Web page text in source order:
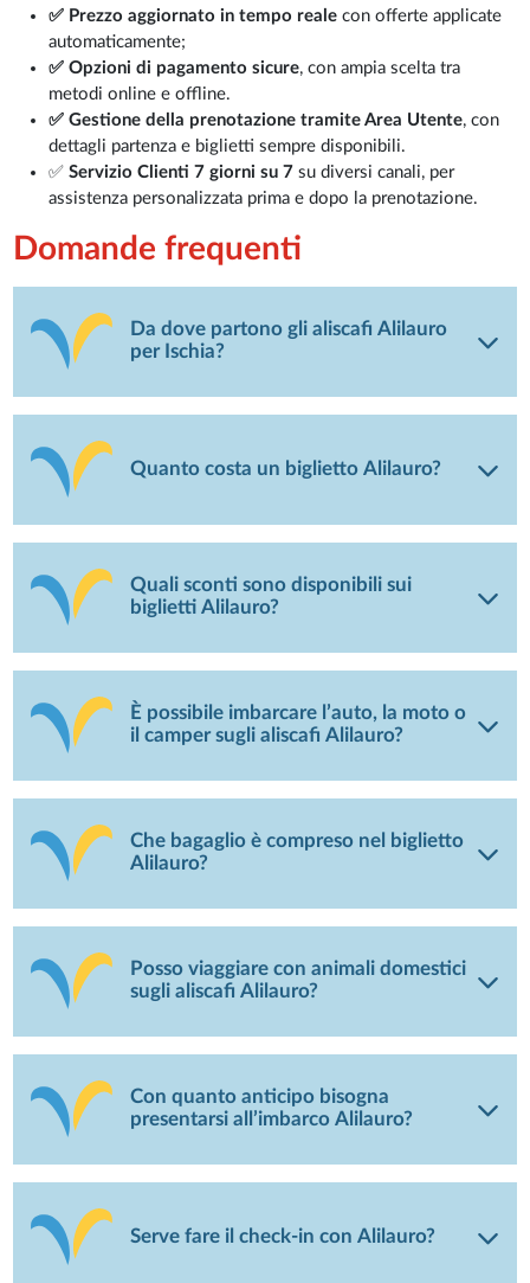
✅ Prezzo aggiornato in tempo reale con offerte applicate
automaticamente;
✅ Opzioni di pagamento sicure, con ampia scelta tra
metodi online e offline.
✅ Gestione della prenotazione tramite Area Utente, con
dettagli partenza e biglietti sempre disponibili.
✅Servizio Clienti 7 giorni su 7su diversi canali, per
assistenza personalizzata prima e dopo la prenotazione.
Domande frequenti
Da dove partono gli aliscafi Alilauro
per Ischia?
Quanto costa un biglietto Alilauro?
Quali sconti sono disponibili sui
biglietti Alilauro?
È possibile imbarcare l’auto, la moto o
il camper sugli aliscafi Alilauro?
Che bagaglio è compreso nel biglietto
Alilauro?
Posso viaggiare con animali domestici
sugli aliscafi Alilauro?
Con quanto anticipo bisogna
presentarsi all’imbarco Alilauro?
Serve fare il check-in con Alilauro?